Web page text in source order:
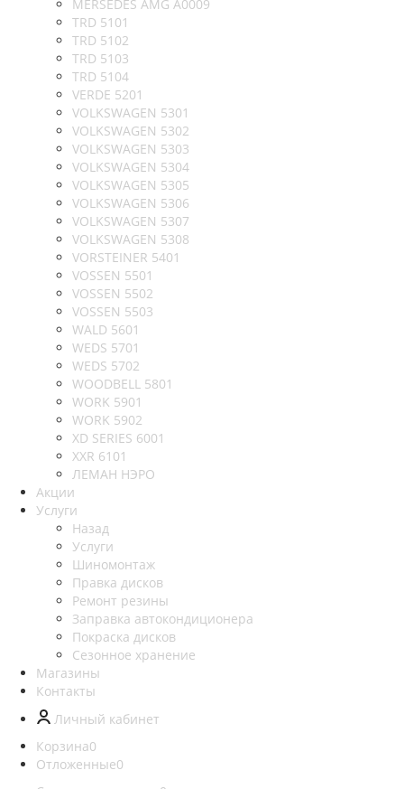
MERSEDES AMG A0009
TRD 5101
TRD 5102
TRD 5103
TRD 5104
VERDE 5201
VOLKSWAGEN 5301
VOLKSWAGEN 5302
VOLKSWAGEN 5303
VOLKSWAGEN 5304
VOLKSWAGEN 5305
VOLKSWAGEN 5306
VOLKSWAGEN 5307
VOLKSWAGEN 5308
VORSTEINER 5401
VOSSEN 5501
VOSSEN 5502
VOSSEN 5503
WALD 5601
WEDS 5701
WEDS 5702
WOODBELL 5801
WORK 5901
WORK 5902
XD SERIES 6001
XXR 6101
ЛЕМАН НЭРО
Акции
Услуги
Назад
Услуги
Шиномонтаж
Правка дисков
Ремонт резины
Заправка автокондиционера
Покраска дисков
Сезонное хранение
Магазины
Контакты
Личный кабинет
Корзина0
Отложенные0